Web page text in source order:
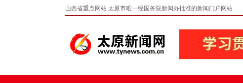
山西省重点网站 太原市唯一经国务院新闻办批准的新闻门户网站